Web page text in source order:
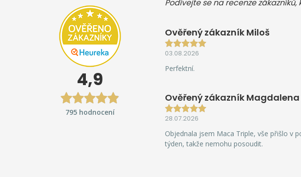
4,9
795 hodnocení
Podívejte se na recenze
Ověřený zákazník Miloš
03.08.2026
Perfektní.
Ověřený zákazník Magdalena
28.07.2026
Objednala jsem Maca Triple, vše přišlo v
týden, takže nemohu posoudit.